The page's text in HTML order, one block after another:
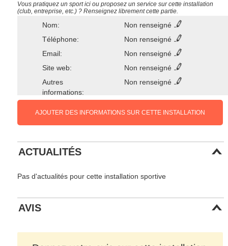
Vous pratiquez un sport ici ou proposez un service sur cette installation
(club, entreprise, etc.) ? Renseignez librement cette partie.
Nom:
Non renseigné
Téléphone:
Non renseigné
Email:
Non renseigné
Site web:
Non renseigné
Autres
informations:
Non renseigné
AJOUTER DES INFORMATIONS SUR CETTE INSTALLATION
ACTUALITÉS
Pas d'actualités pour cette installation sportive
AVIS